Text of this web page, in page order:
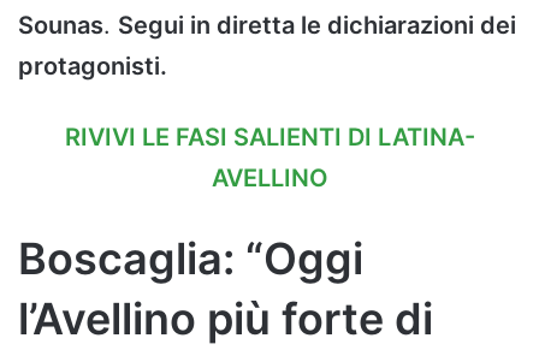
Sounas. Segui in diretta le dichiarazioni dei
protagonisti.
RIVIVI LE FASI SALIENTI DI LATINA-
AVELLINO
Boscaglia: “Oggi
l’Avellino più forte di